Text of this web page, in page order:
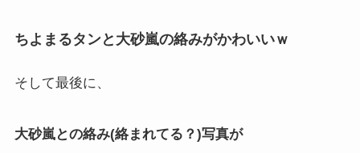
ちよまるタンと大砂嵐の絡みがかわいいｗ
そして最後に、
大砂嵐との絡み(絡まれてる？)写真が